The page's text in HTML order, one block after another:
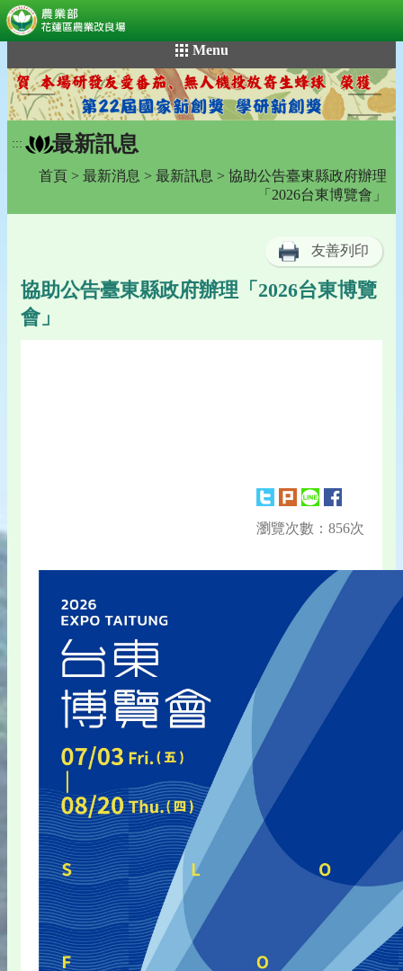
到
主
要
內
容
Menu
::: 最新訊息
首頁 > 最新消息 > 最新訊息 > 協助公告臺東縣政府辦理
「2026台東博覽會」
友善列印
協助公告臺東縣政府辦理「2026台東博覽
會」
瀏覽次數：856次